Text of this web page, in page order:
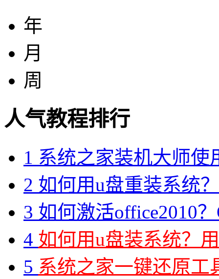
年
月
周
人气教程排行
1 系统之家装机大师使
2 如何用u盘重装系统
3 如何激活office2010
4 如何用u盘装系统？
5 系统之家一键还原工